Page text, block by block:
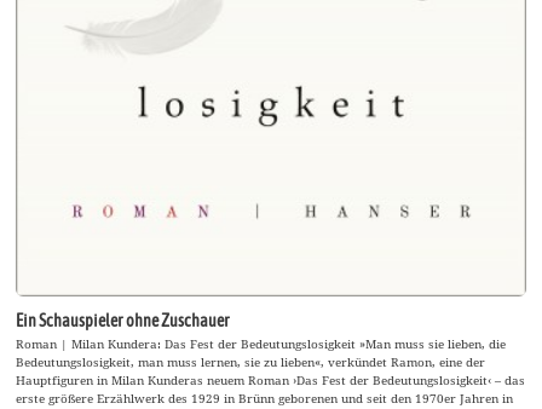
Ein Schauspieler ohne Zuschauer
Roman | Milan Kundera: Das Fest der Bedeutungslosigkeit »Man muss sie lieben, die
Bedeutungslosigkeit, man muss lernen, sie zu lieben«, verkündet Ramon, eine der
Hauptfiguren in Milan Kunderas neuem Roman ›Das Fest der Bedeutungslosigkeit‹ – das
erste größere Erzählwerk des 1929 in Brünn geborenen und seit den 1970er Jahren in